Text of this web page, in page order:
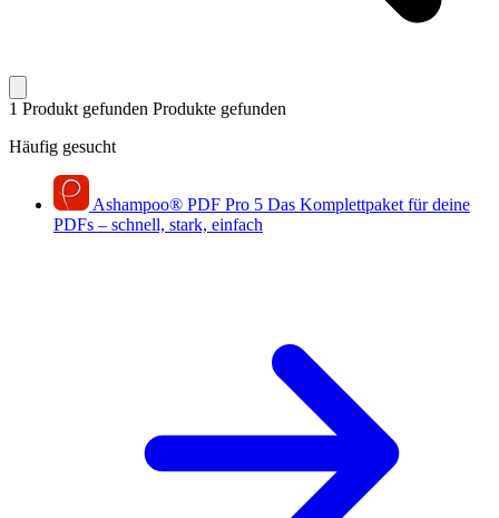
1 Produkt gefunden Produkte gefunden
Häufig gesucht
Ashampoo® PDF Pro 5 Das Komplettpaket für deine
PDFs – schnell, stark, einfach